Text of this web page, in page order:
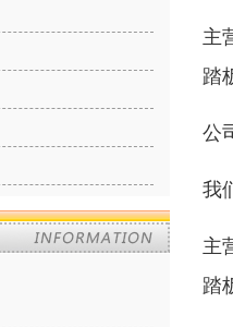
主
踏
公
我
主
踏